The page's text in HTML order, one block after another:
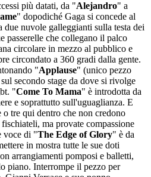
più datati, da "Alejandro" a
" dopodiché Gaga si concede al
nuvole galleggianti sulla testa dei
passerelle che collegano il palco
circolare in mezzo al pubblico e
circondato a 360 gradi dalla gente.
"Applause" (unico pezzo
secondo stage da dove si rivolge
"Come To Mama" è introdotta da
e soprattutto sull'uguaglianza. E
tre qui dentro che non credono
ma provate compassione
voce di "The Edge of Glory" è da
in mostra tutte le sue doti
arrangiamenti pomposi e balletti,
piano. Interrompe il pezzo per